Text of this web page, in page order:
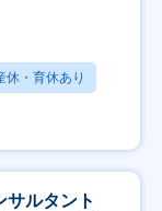
休・育休あり
ルタント